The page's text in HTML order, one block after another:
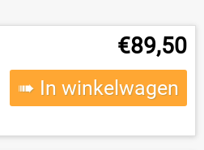
€89,50
➠ In winkelwagen